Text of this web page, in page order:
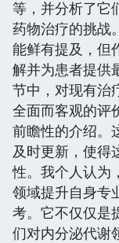
等，并分析了它
药物治疗的挑战
能鲜有提及，但
解并为患者提供
节中，对现有治
全面而客观的评
前瞻性的介绍。
及时更新，使得
性。我个人认为
领域提升自身专
考。它不仅仅是
们对内分泌代谢